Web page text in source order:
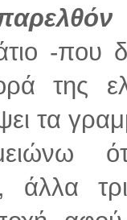
-που
της
τα
άλλα